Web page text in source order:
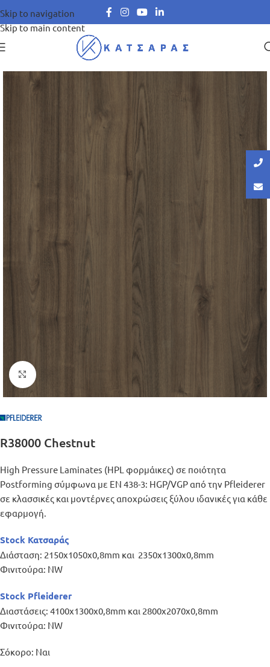
Skip to navigation
Skip to main content
Μεγέθυνση
R38000 Chestnut
High Pressure Laminates (HPL φορμάικες) σε ποιότητα
Postforming σύμφωνα με EN 438-3: HGP/VGP από την Pfleiderer
σε κλασσικές και μοντέρνες αποχρώσεις ξύλου ιδανικές για κάθε
εφαρμογή.
Stock Κατσαράς
Διάσταση: 2150x1050x0,8mm και 2350x1300x0,8mm
Φινιτούρα: NW
Stock Pfleiderer
Διαστάσεις: 4100x1300x0,8mm και 2800x2070x0,8mm
Φινιτούρα: NW
Σόκορο: Ναι